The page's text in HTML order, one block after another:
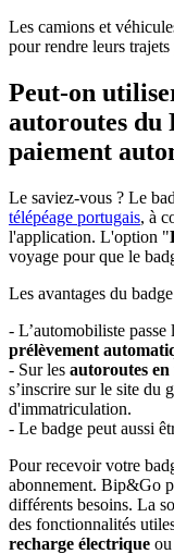
Les camions et
pour rendre leurs
Peut-on
autoroutes du
paiement
Le saviez-vous ? Le
télépéage portugais, à
l'application. L'option "
voyage pour que le
Les avantages du
- L’automobiliste passe
prélèvement
- Sur les autoroutes
s’inscrire sur le site du
d'immatriculation.
- Le badge peut aussi
Pour recevoir votre
abonnement. Bip&Go
différents besoins. La
des fonctionnalités
recharge électrique